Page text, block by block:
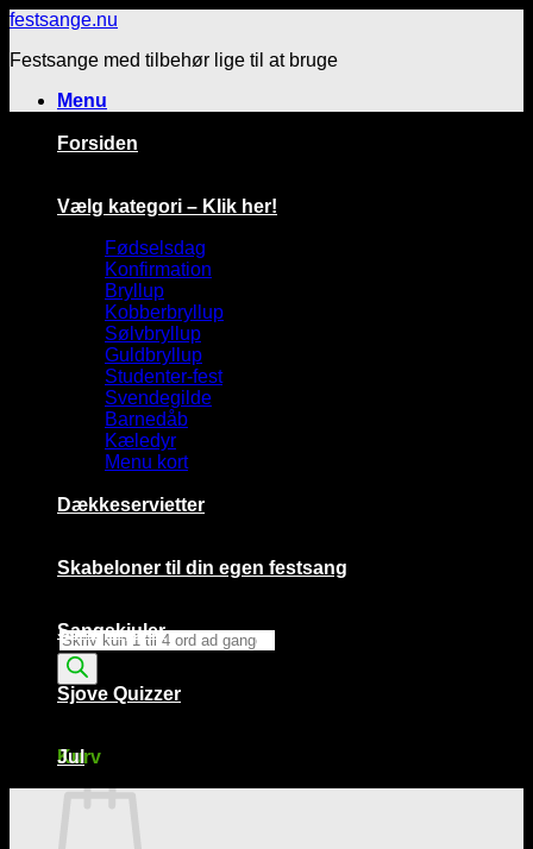
Fortsæt
indhold
festsange.nu
Festsange med tilbehør lige til at bruge
Menu
Products
search
Kurv
Forsiden
Vælg kategori – Klik her!
Fødselsdag
Konfirmation
Bryllup
Kobberbryllup
Sølvbryllup
Guldbryllup
Studenter-fest
Svendegilde
Barnedåb
Kæledyr
Menu kort
Dækkeservietter
Skabeloner til din egen festsang
Sangskjuler
Sjove Quizzer
Jul